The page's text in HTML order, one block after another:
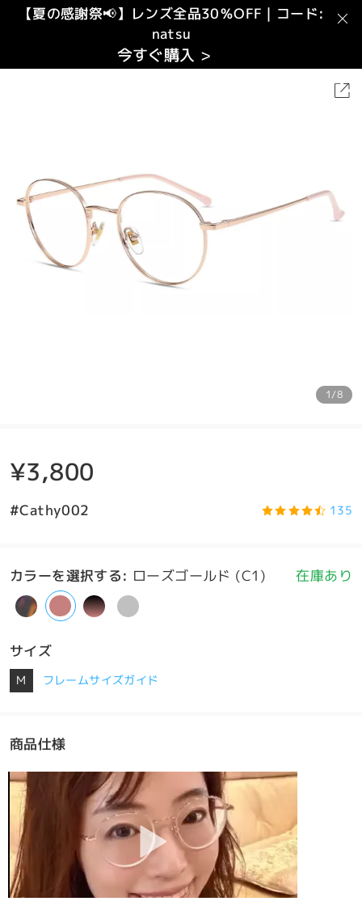
【夏の感謝祭📢】レンズ全品30％OFF｜コード:
natsu
今すぐ購入 >
1/8
¥3,800
#Cathy002 135
カラーを選択する: ローズゴールド (C1) 在庫あり
サイズ
M フレームサイズガイド
商品仕様